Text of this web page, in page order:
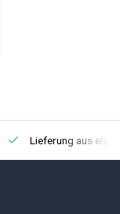
Lieferung aus